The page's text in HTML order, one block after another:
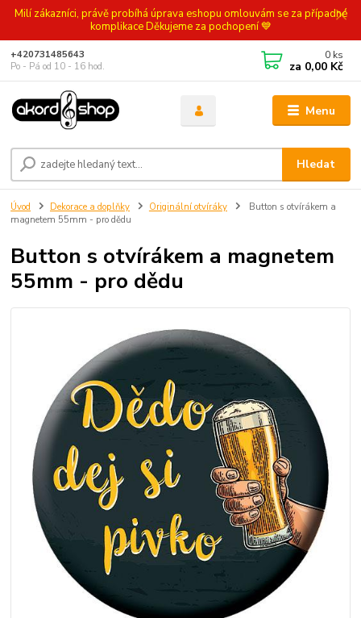
Milí zákazníci, právě probíhá úprava eshopu omlouvám se za případné
komplikace Děkujeme za pochopení 💙
Menu
Hledat
+420731485643
Po - Pá od 10 - 16 hod.
0 ks
za 0,00 Kč
Úvod Dekorace a doplňky Originální otvíráky
Button s otvírákem a
magnetem 55mm - pro dědu
Button s otvírákem a magnetem
55mm - pro dědu